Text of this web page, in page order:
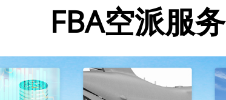
FBA空派服务